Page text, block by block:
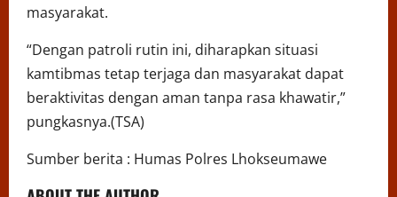
masyarakat.
“Dengan patroli rutin ini, diharapkan situasi
kamtibmas tetap terjaga dan masyarakat dapat
beraktivitas dengan aman tanpa rasa khawatir,”
pungkasnya.(TSA)
Sumber berita : Humas Polres Lhokseumawe